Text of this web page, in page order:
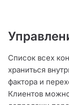
Список всех
храниться
фактора и
Клиентов